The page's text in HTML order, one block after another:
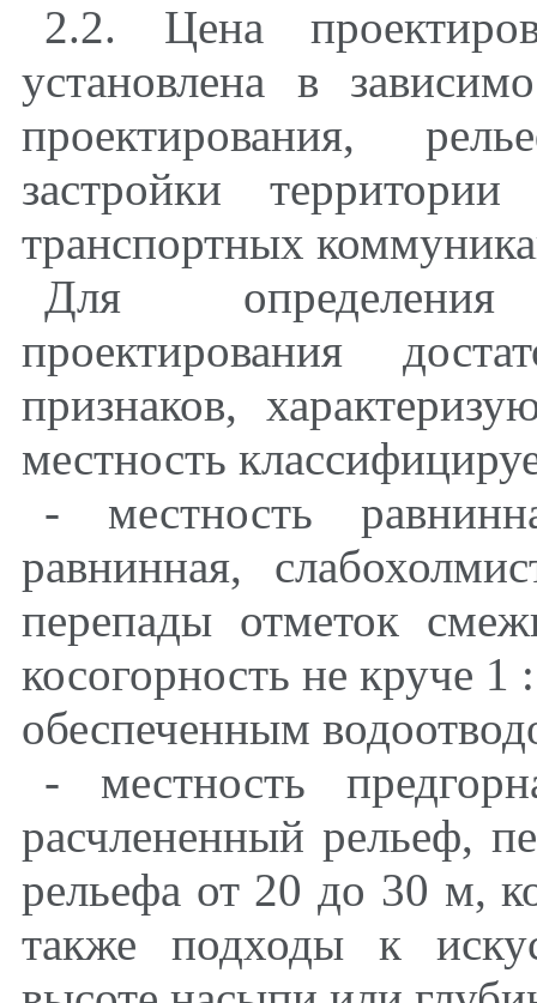
2.2. Цена
установлена в
проектирования,
застройки
транспортных
Для
проектирования
признаков,
местность
- местность
равнинная,
перепады отметок
косогорность не круче
обеспеченным
- местность
расчлененный рельеф,
рельефа от 20 до 30 м,
также подходы к